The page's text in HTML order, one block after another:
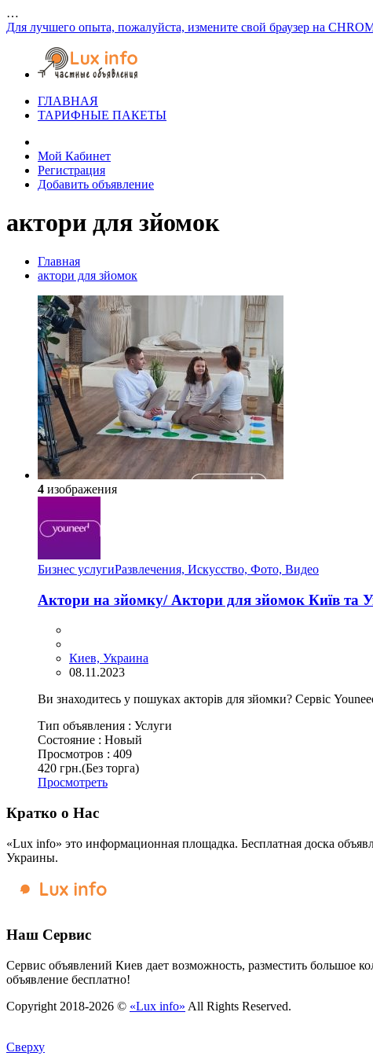
…
Для лучшего опыта, пожалуйста, измените свой браузер на
ГЛАВНАЯ
ТАРИФНЫЕ ПАКЕТЫ
Мой Кабинет
Регистрация
Добавить объявление
актори для зйомок
Главная
актори для зйомок
4 изображения
Бизнес услугиРазвлечения, Искусство, Фото, Видео
Актори на зйомку/ Актори для зйомок Київ та
Киев, Украина
08.11.2023
Ви знаходитесь у пошуках акторів для зйомки? Сервіс
Тип объявления : Услуги
Состояние : Новый
Просмотров : 409
420 грн.(Без торга)
Просмотреть
Кратко о Нас
«Lux info» это информационная площадка. Бесплатная доска
Украины.
Наш Сервис
Сервис объявлений Киев дает возможность, разместить большое
объявление бесплатно!
Copyright 2018-2026 © «Lux info» All Rights Reserved.
Сверху